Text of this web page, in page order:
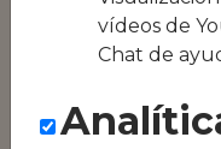
equipos híbridos
Conseguimos
zona, como
ser El Taco
vídeos de
Chat de